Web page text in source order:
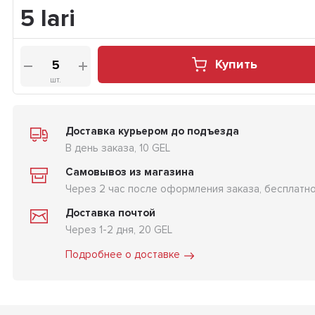
5 lari
шт.
Купить
Доставка курьером до подъезда
В день заказа, 10 GEL
Самовывоз из магазина
Через 2 час после оформления заказа,
Доставка почтой
Через 1-2 дня, 20 GEL
Подробнее о доставке